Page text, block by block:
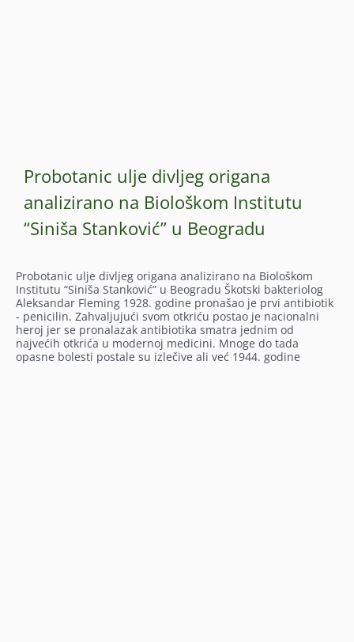
Probotanic ulje divljeg origana
analizirano na Biološkom Institutu
“Siniša Stanković” u Beogradu
Probotanic ulje divljeg origana analizirano na Biološkom
Institutu “Siniša Stanković” u Beogradu Škotski bakteriolog
Aleksandar Fleming 1928. godine pronašao je prvi antibiotik
- penicilin. Zahvaljujući svom otkriću postao je nacionalni
heroj jer se pronalazak antibiotika smatra jednim od
najvećih otkrića u modernoj medicini. Mnoge do tada
opasne bolesti postale su izlečive ali već 1944. godine